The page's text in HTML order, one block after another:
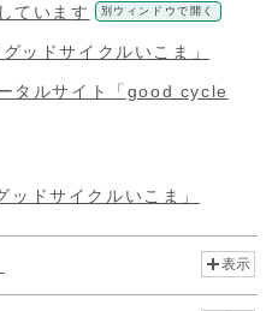
ています 別ウィンドウで開く
ッドサイクルいこま」
タルサイト「good cycle
ドサイクルいこま」
表示